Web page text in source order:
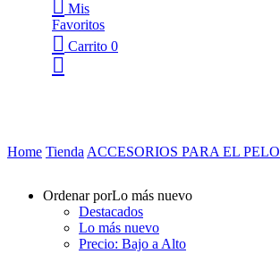
Mis
Favoritos
Carrito 0
Home Tienda ACCESORIOS PARA EL PELO
Ordenar porLo más nuevo
Destacados
Lo más nuevo
Precio: Bajo a Alto